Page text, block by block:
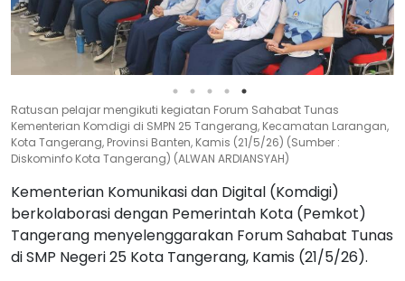
Ratusan pelajar mengikuti kegiatan Forum Sahabat Tunas
Kementerian Komdigi di SMPN 25 Tangerang, Kecamatan Larangan,
Kota Tangerang, Provinsi Banten, Kamis (21/5/26) (Sumber :
Diskominfo Kota Tangerang) (ALWAN ARDIANSYAH)
Kementerian Komunikasi dan Digital (Komdigi)
berkolaborasi dengan Pemerintah Kota (Pemkot)
Tangerang menyelenggarakan Forum Sahabat Tunas
di SMP Negeri 25 Kota Tangerang, Kamis (21/5/26).